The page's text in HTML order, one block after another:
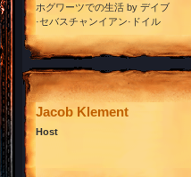
ホグワーツでの生活 by デイブ
·セバスチャンイアン·ドイル
Jacob Klement
Host